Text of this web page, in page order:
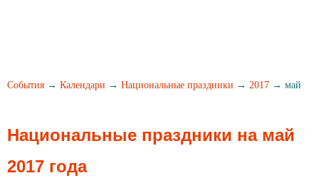
События → Календари → Национальные праздники → 2017 → май
Национальные праздники на май
2017 года